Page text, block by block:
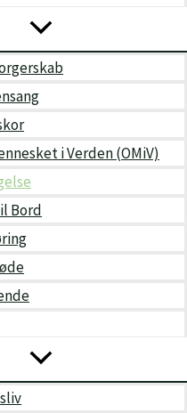
i Verden (OMiV)
Bord